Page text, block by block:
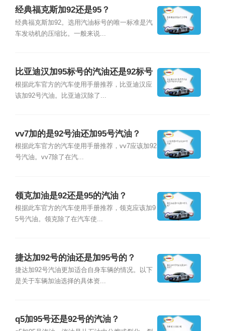
经典福克斯加92还是95？
经典福克斯加92。选用汽油标号的唯一标准是汽
车发动机的压缩比。一般来说...
比亚迪汉加95标号的汽油还是92标号
的汽油？
根据此车官方的汽车使用手册推荐，比亚迪汉应
该加92号汽油。比亚迪汉除了...
vv7加的是92号油还加95号汽油？
根据此车官方的汽车使用手册推荐，vv7应该加92
号汽油。vv7除了在汽...
领克加油是92还是95的汽油？
根据此车官方的汽车使用手册推荐，领克应该加9
5号汽油。领克除了在汽车使...
捷达加92号的油还是加95号的？
捷达加92号汽油更加适合自身车辆的情况。以下
是关于车辆加油选择的具体资...
q5加95号还是92号的汽油？